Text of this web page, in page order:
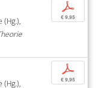
(Hg.),
p
€ 9,95
(Hg.),
p
€ 9,95